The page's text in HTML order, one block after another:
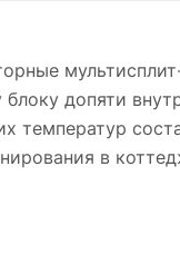
допяти
температур
в